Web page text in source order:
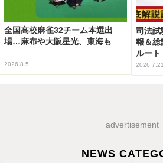
全国高校麻雀32チーム本選出
場…麻布や大阪星光、東海も
2026.8.5
司法試
報＆
ルート
2026.7.21
advertisement
NEWS